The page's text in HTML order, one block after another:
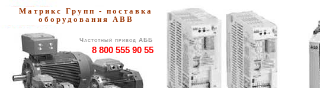
Матрикс Групп - поставка
оборудования АВВ
Частотный привод АББ
8 800 555 90 55